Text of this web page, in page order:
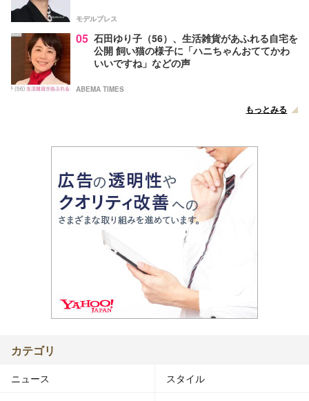
モデルプレス
05 石田ゆり子（56）、生活雑貨があふれる自宅を
公開 飼い猫の様子に「ハニちゃんおててかわ
いいですね」などの声
ABEMA TIMES
もっとみる
カテゴリ
ニュース スタイル